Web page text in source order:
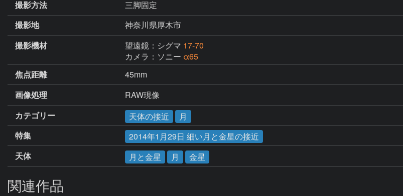
撮影方法
三脚固定
撮影地
神奈川県厚木市
撮影機材
望遠鏡：シグマ 17-70
カメラ：ソニー α65
焦点距離
45mm
画像処理
RAW現像
カテゴリー
天体の接近
月
特集
2014年1月29日 細い月と金星の接近
天体
月と金星 月 金星
関連作品